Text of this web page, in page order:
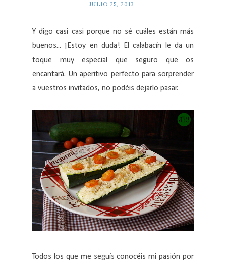
JULIO 25, 2013
Y digo casi casi porque no sé cuáles están más
buenos... ¡Estoy en duda! El calabacín le da un
toque muy especial que seguro que os
encantará. Un aperitivo perfecto para sorprender
a vuestros invitados, no podéis dejarlo pasar.
Todos los que me seguís conocéis mi pasión por